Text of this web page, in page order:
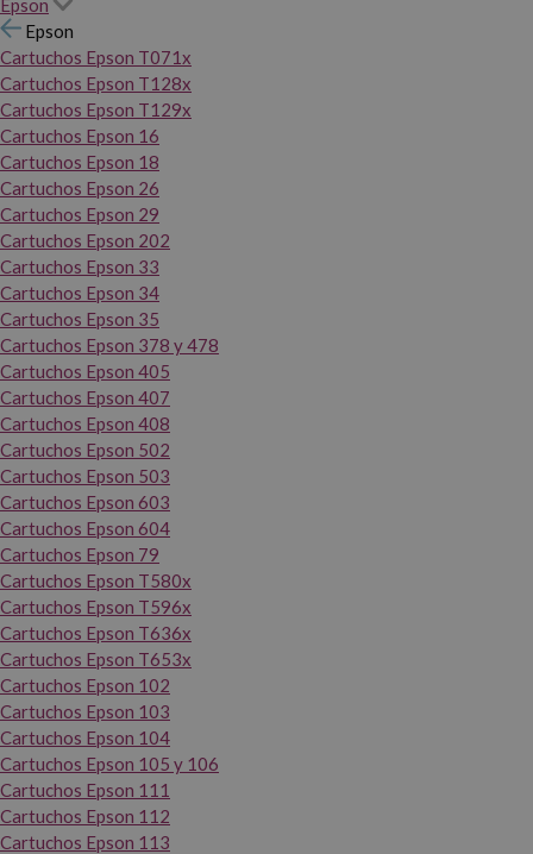
Epson
Cartuchos Epson T071x
Cartuchos Epson T128x
Cartuchos Epson T129x
Cartuchos Epson 16
Cartuchos Epson 18
Cartuchos Epson 26
Cartuchos Epson 29
Cartuchos Epson 202
Cartuchos Epson 33
Cartuchos Epson 34
Cartuchos Epson 35
Cartuchos Epson 378 y 478
Cartuchos Epson 405
Cartuchos Epson 407
Cartuchos Epson 408
Cartuchos Epson 502
Cartuchos Epson 503
Cartuchos Epson 603
Cartuchos Epson 604
Cartuchos Epson 79
Cartuchos Epson T580x
Cartuchos Epson T596x
Cartuchos Epson T636x
Cartuchos Epson T653x
Cartuchos Epson 102
Cartuchos Epson 103
Cartuchos Epson 104
Cartuchos Epson 105 y 106
Cartuchos Epson 111
Cartuchos Epson 112
Cartuchos Epson 113